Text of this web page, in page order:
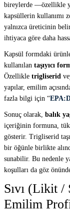
bireylerde —özellikle
kapsüllerin kullanımı
yalnızca üreticinin
ihtiyaca göre daha
Kapsül formdaki
kullanılan taşıyıcı
Özellikle trigliserid
yapılar, emilim
fazla bilgi için “
Sonuç olarak, balık
içeriğinin formuna,
gösterir. Trigliserid
bir öğünle birlikte
sunabilir. Bu nedenle
koşulları da göz
Sıvı (Likit
Emilim